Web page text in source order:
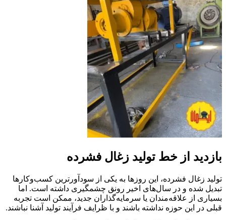
بازدید از خط تولید زغال فشرده
تولید زغال فشرده، این روزها به یکی از سودآورترین کسب‌وکارها
تبدیل شده و در سال‌های اخیر رونق چشمگیری داشته است. اما
بسیاری از علاقه‌مندان یا سرمایه‌گذاران جدید، ممکن است تجربه
قبلی در این حوزه نداشته باشند و با ظرایف فرآیند تولید آشنا نباشند.